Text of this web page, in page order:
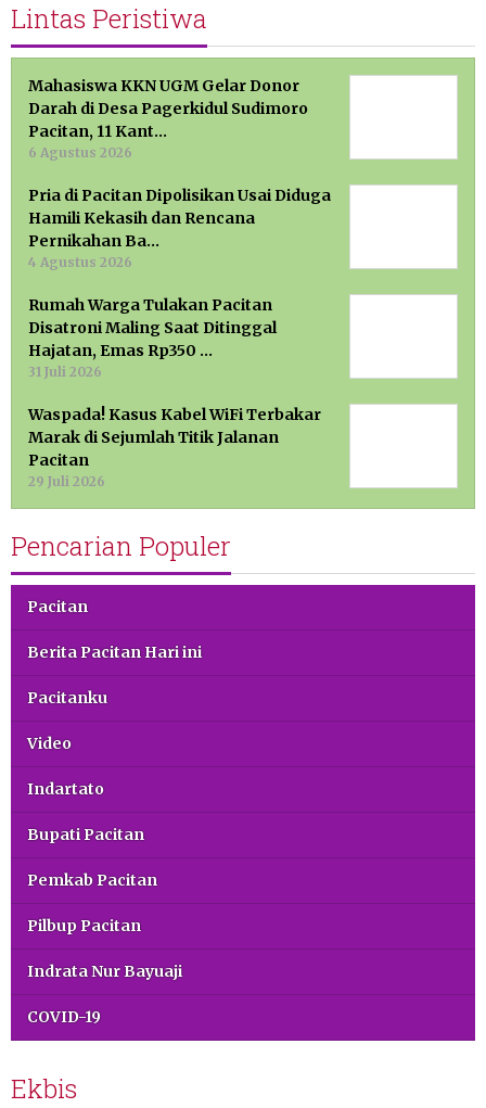
Lintas Peristiwa
Mahasiswa KKN UGM Gelar Donor
Darah di Desa Pagerkidul Sudimoro
Pacitan, 11 Kant…
6 Agustus 2026
Pria di Pacitan Dipolisikan Usai Diduga
Hamili Kekasih dan Rencana
Pernikahan Ba…
4 Agustus 2026
Rumah Warga Tulakan Pacitan
Disatroni Maling Saat Ditinggal
Hajatan, Emas Rp350 …
31 Juli 2026
Waspada! Kasus Kabel WiFi Terbakar
Marak di Sejumlah Titik Jalanan
Pacitan
29 Juli 2026
Pencarian Populer
Pacitan
Berita Pacitan Hari ini
Pacitanku
Video
Indartato
Bupati Pacitan
Pemkab Pacitan
Pilbup Pacitan
Indrata Nur Bayuaji
COVID-19
Ekbis